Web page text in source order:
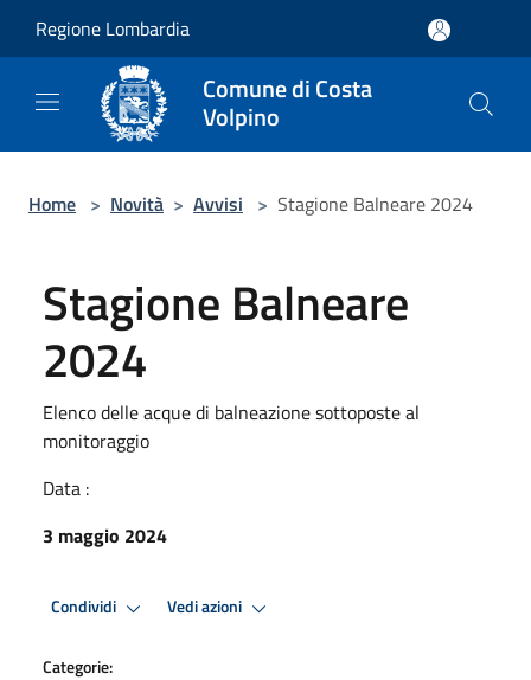
Regione Lombardia
Comune di Costa
Volpino
Home > Novità > Avvisi > Stagione Balneare 2024
Stagione Balneare
2024
Elenco delle acque di balneazione sottoposte al
monitoraggio
Data :
3 maggio 2024
Condividi Vedi azioni
Categorie: